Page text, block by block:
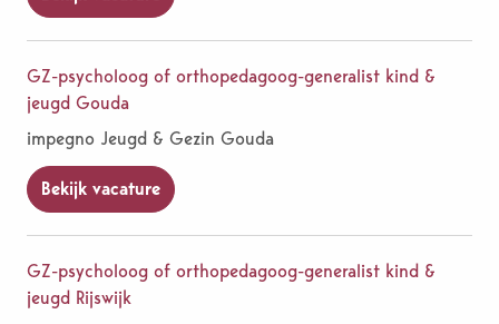
GZ-psycholoog of orthopedagoog-generalist kind &
jeugd Gouda
impegno Jeugd & Gezin Gouda
Bekijk vacature
GZ-psycholoog of orthopedagoog-generalist kind &
jeugd Rijswijk